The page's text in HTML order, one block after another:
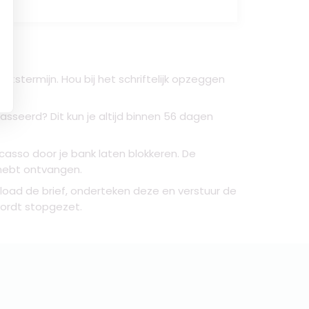
Hou bij het schriftelijk opzeggen
Dit kun je altijd binnen 56 dagen
door je bank laten blokkeren. De
ontvangen.
de brief, onderteken deze en verstuur de
stopgezet.